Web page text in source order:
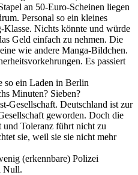
an 50-Euro-Scheinen liegen
Personal so ein kleines
Klasse. Nichts könnte und würde
Geld einfach zu nehmen. Die
wie andere Manga-Bildchen.
Es passiert
so ein Laden in Berlin
Minuten? Sieben?
Gesellschaft. Deutschland ist zur
geworden. Doch die
Toleranz führt nicht zu
sie, weil sie sie nicht mehr
(erkennbare) Polizei
Null.